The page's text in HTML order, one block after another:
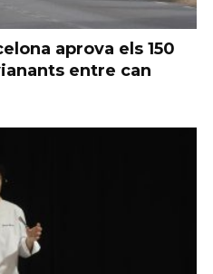
aprova els 150
entre can